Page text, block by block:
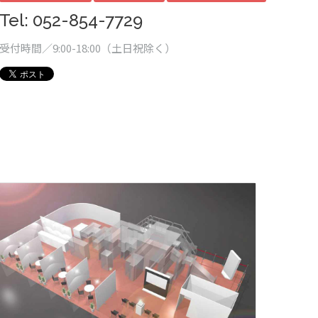
Tel: 052-854-7729
受付時間／9:00-18:00（土日祝除く）